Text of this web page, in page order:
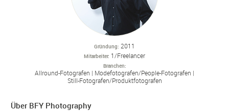
Gründung 2011
Mitarbeiter 1/Freelancer
Branchen
Allround-Fotografen Modefotografen/People-Fotografen
Still-Fotografen/Produktfotografen
Über BFY Photography